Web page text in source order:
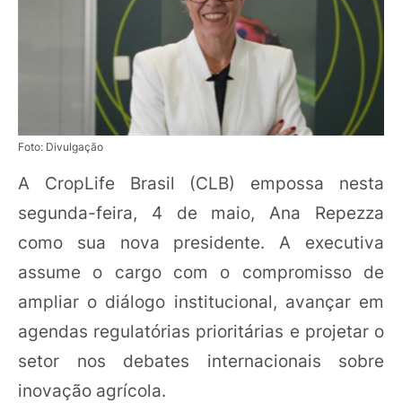
Foto: Divulgação
A CropLife Brasil (CLB) empossa nesta
segunda-feira, 4 de maio, Ana Repezza
como sua nova presidente. A executiva
assume o cargo com o compromisso de
ampliar o diálogo institucional, avançar em
agendas regulatórias prioritárias e projetar o
setor nos debates internacionais sobre
inovação agrícola.